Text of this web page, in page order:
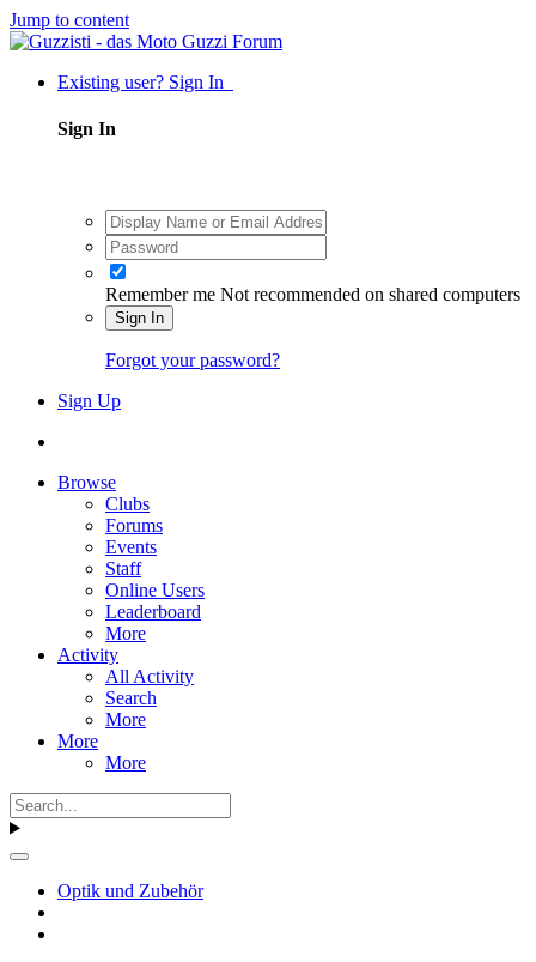
Jump to content
Existing user? Sign In
Sign In
Remember me Not recommended on shared computers
Sign In
Forgot your password?
Sign Up
Browse
Clubs
Forums
Events
Staff
Online Users
Leaderboard
More
Activity
All Activity
Search
More
More
More
Optik und Zubehör